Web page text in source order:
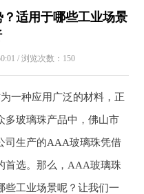
适用于哪些工业场景
/ 浏览次数：150
一种应用广泛的材料，正
多玻璃珠产品中，佛山市
司生产的AAA玻璃珠凭借
首选。那么，AAA玻璃珠
些工业场景呢？让我们一